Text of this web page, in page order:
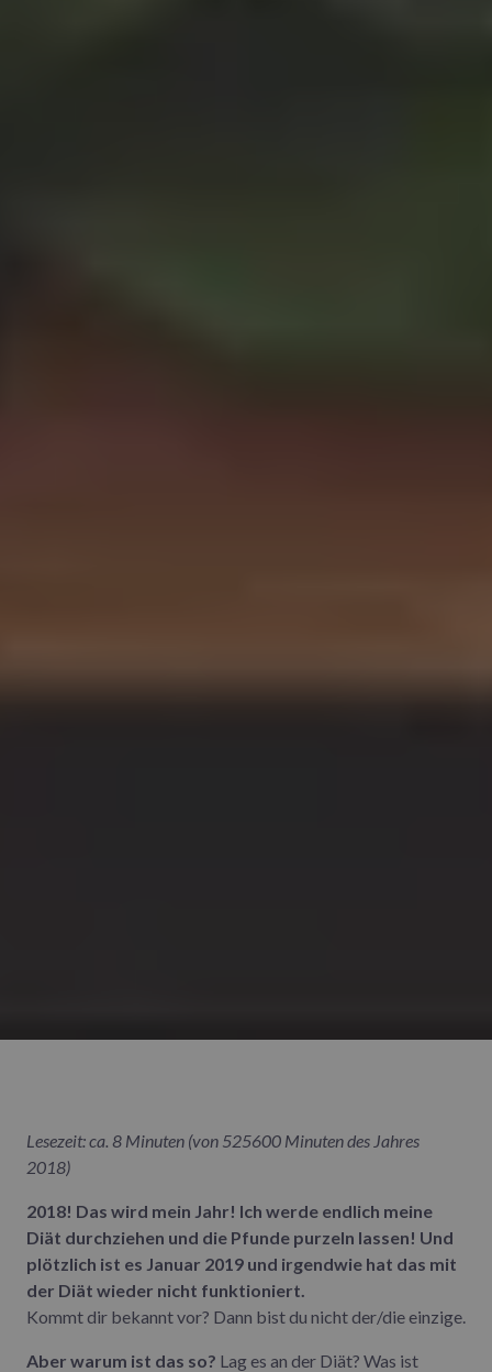
Lesezeit: ca. 8 Minuten (von 525600 Minuten des Jahres
2018)
2018! Das wird mein Jahr! Ich werde endlich meine
Diät durchziehen und die Pfunde purzeln lassen! Und
plötzlich ist es Januar 2019 und irgendwie hat das mit
der Diät wieder nicht funktioniert.
Kommt dir bekannt vor? Dann bist du nicht der/die einzige.
Aber warum ist das so? Lag es an der Diät? Was ist